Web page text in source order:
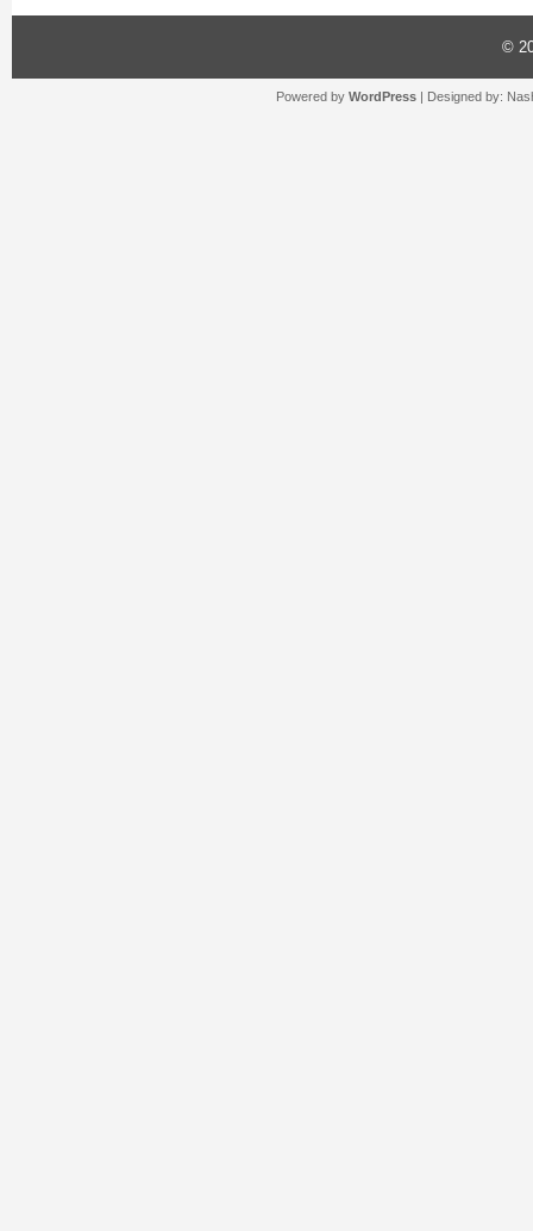
©
Powered by WordPress | Designed by: